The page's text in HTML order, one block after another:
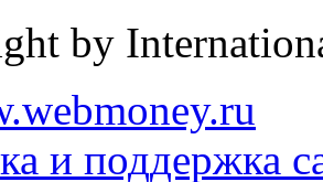
by
и поддержка